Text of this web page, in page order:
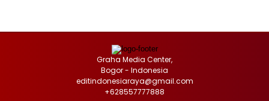
Graha Media Center,
Bogor - Indonesia
editindonesiaraya@gmail.com
+628557777888